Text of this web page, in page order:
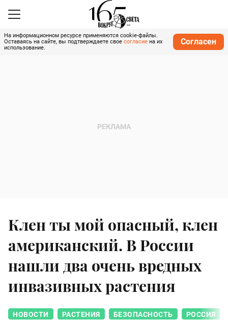
На информационном ресурсе применяются cookie-файлы.
Оставаясь на сайте, вы подтверждаете свое согласие на их
использование.
Согласен
Клен ты мой опасный, клен
американский. В России
нашли два очень вредных
инвазивных растения
НОВОСТИ РАСТЕНИЯ БЕЗОПАСНОСТЬ РОССИЯ